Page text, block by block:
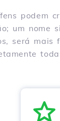
podem
um nome
será mais